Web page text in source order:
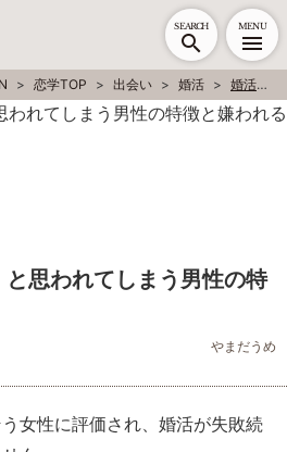
SEARCH MENU
恋学TOP 出会い 婚活 婚活で「図々しい」と思われてしまう男性の特徴と嫌われる理由
思われてしまう男性の特
やまだうめ
女性に評価され、婚活が失敗続